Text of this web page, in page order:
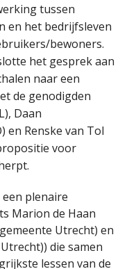
tussen
en het bedrijfsleven
bewoners.
het gesprek aan
naar een
de genodigden
Daan
en Renske van Tol
voor
plenaire
Marion de Haan
Utrecht) en
die samen
lessen van de